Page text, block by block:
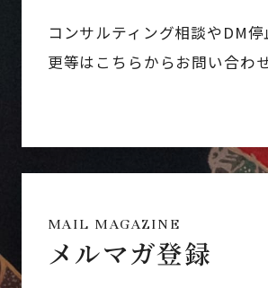
コンサルティング相談やDM
更等はこちらからお問い合わ
MAIL MAGAZINE
メルマガ登録